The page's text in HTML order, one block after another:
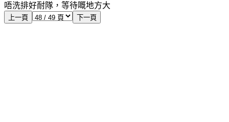
唔洗排好耐隊，等待嘅地方大
上一頁 下一頁